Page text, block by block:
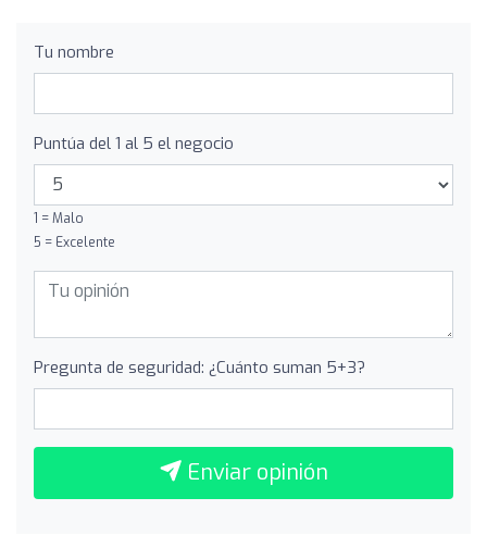
Tu nombre
Puntúa del 1 al 5 el negocio
1 = Malo
5 = Excelente
Pregunta de seguridad: ¿Cuánto suman 5+3?
Enviar opinión